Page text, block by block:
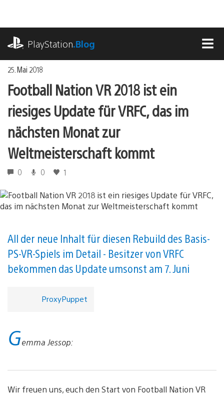
springen
PlayStation.Blog
25. Mai 2018
Football Nation VR 2018 ist ein
riesiges Update für VRFC, das im
nächsten Monat zur
Weltmeisterschaft kommt
0 0 1
All der neue Inhalt für diesen Rebuild des Basis-
PS-VR-Spiels im Detail - Besitzer von VRFC
bekommen das Update umsonst am 7. Juni
ProxyPuppet
Gemma Jessop:
Wir freuen uns, euch den Start von Football Nation VR